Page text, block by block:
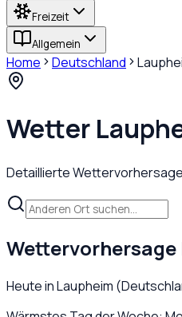
Freizeit
Allgemein
Home Deutschland
Wetter
Detaillierte
Wettervorhersage
Heute inLaupheim (